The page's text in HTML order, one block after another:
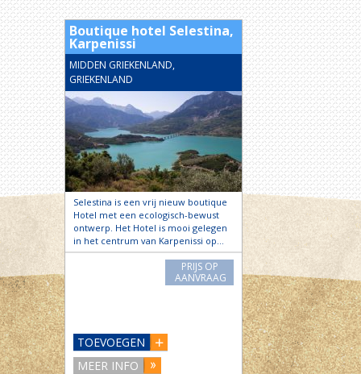
Boutique hotel Selestina,
Karpenissi
MIDDEN GRIEKENLAND,
GRIEKENLAND
Selestina is een vrij nieuw boutique
Hotel met een ecologisch-bewust
ontwerp. Het Hotel is mooi gelegen
in het centrum van Karpenissi op…
PRIJS OP
AANVRAAG
TOEVOEGEN
MEER INFO